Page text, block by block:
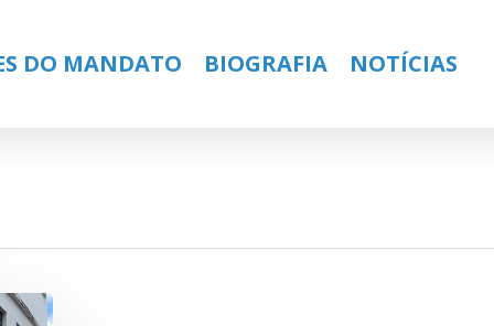
DO MANDATO BIOGRAFIA NOTÍCIAS